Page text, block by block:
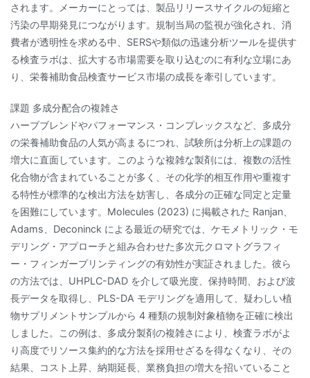
されます。メーカーにとっては、製品リリースサイクルの短縮と
汚染の早期発見につながります。規制当局の監視が強化され、消
費者が透明性を求める中、SERSや類似の迅速分析ツールを提供す
る検査ラボは、拡大する市場需要を取り込むのに有利な立場にあ
り、栄養補助食品検査サービス市場の成長を牽引しています。
課題 多成分配合の複雑さ
ハーブブレンドやパフォーマンス・コンプレックスなど、多成分
の栄養補助食品の人気が高まるにつれ、試験所は分析上の課題の
増大に直面しています。このような複雑な製剤には、複数の活性
化合物が含まれていることが多く、その化学的相互作用や重複す
る特性が標準的な検出方法を妨害し、各成分の正確な同定と定量
を困難にしています。Molecules (2023) に掲載された Ranjan、
Adams、Deconinck による最近の研究では、ケモメトリック・モ
デリング・アプローチと組み合わせた多次元クロマトグラフィ
ー・フィンガープリンティングの有効性が実証されました。彼ら
の方法では、UHPLC-DAD を介して吸光度、保持時間、および波
長データを取得し、PLS-DA モデリングを適用して、疑わしい植
物サプリメントサンプルから 4 種類の規制対象植物を正確に検出
しました。この例は、多成分製剤の複雑さにより、検査ラボがよ
り高度でリソース集約的な方法を採用せざるを得なくなり、その
結果、コスト上昇、納期延長、業務負担の増大を招いていること